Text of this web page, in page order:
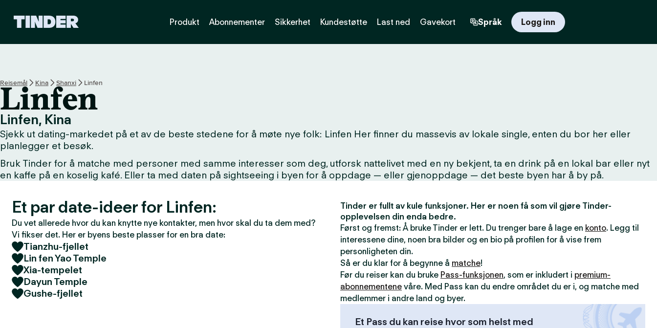
s
h
m
e
i
d
Produkt Abonnementer Sikkerhet Kundestøtte Last ned Gavekort Språk Logg inn
Reisemål Kina Shanxi Linfen
Linfen
Linfen, Kina
Sjekk ut dating-markedet på et av de beste stedene for å møte nye folk: Linfen Her finner du massevis av lokale single, enten du bor her eller
planlegger et besøk.
Bruk Tinder for å matche med personer med samme interesser som deg, utforsk nattelivet med en ny bekjent, ta en drink på en lokal bar eller nyt
en kaffe på en koselig kafé. Eller ta med daten på sightseeing i byen for å oppdage — eller gjenoppdage — det beste byen har å by på.
Et par date-ideer for Linfen:
Du vet allerede hvor du kan knytte nye kontakter, men hvor skal du ta dem med?
Vi fikser det. Her er byens beste plasser for en bra date:
Tianzhu-fjellet
Lin fen Yao Temple
Xia-tempelet
Dayun Temple
Gushe-fjellet
Tinder er fullt av kule funksjoner. Her er noen få som vil gjøre Tinder-
opplevelsen din enda bedre.
Først og fremst: Å bruke Tinder er lett. Du trenger bare å lage en konto. Legg til
interessene dine, noen bra bilder og en bio på profilen for å vise frem
personligheten din.
Så er du klar for å begynne å matche!
Før du reiser kan du bruke Pass-funksjonen, som er inkludert i premium-
abonnementene våre. Med Pass kan du endre området du er i, og matche med
medlemmer i andre land og byer.
Et Pass du kan reise hvor som helst med